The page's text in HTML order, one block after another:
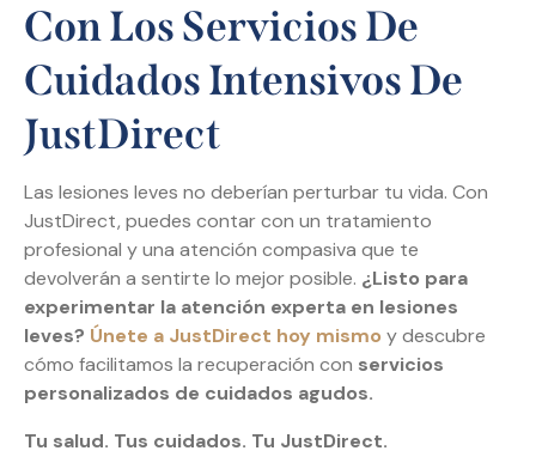
Con Los Servicios De
Cuidados Intensivos De
JustDirect
Las lesiones leves no deberían perturbar tu vida. Con
JustDirect, puedes contar con un tratamiento
profesional y una atención compasiva que te
devolverán a sentirte lo mejor posible. ¿Listo para
experimentar la atención experta en lesiones
leves? Únete a JustDirect hoy mismo y descubre
cómo facilitamos la recuperación con servicios
personalizados de cuidados agudos.
Tu salud. Tus cuidados. Tu JustDirect.